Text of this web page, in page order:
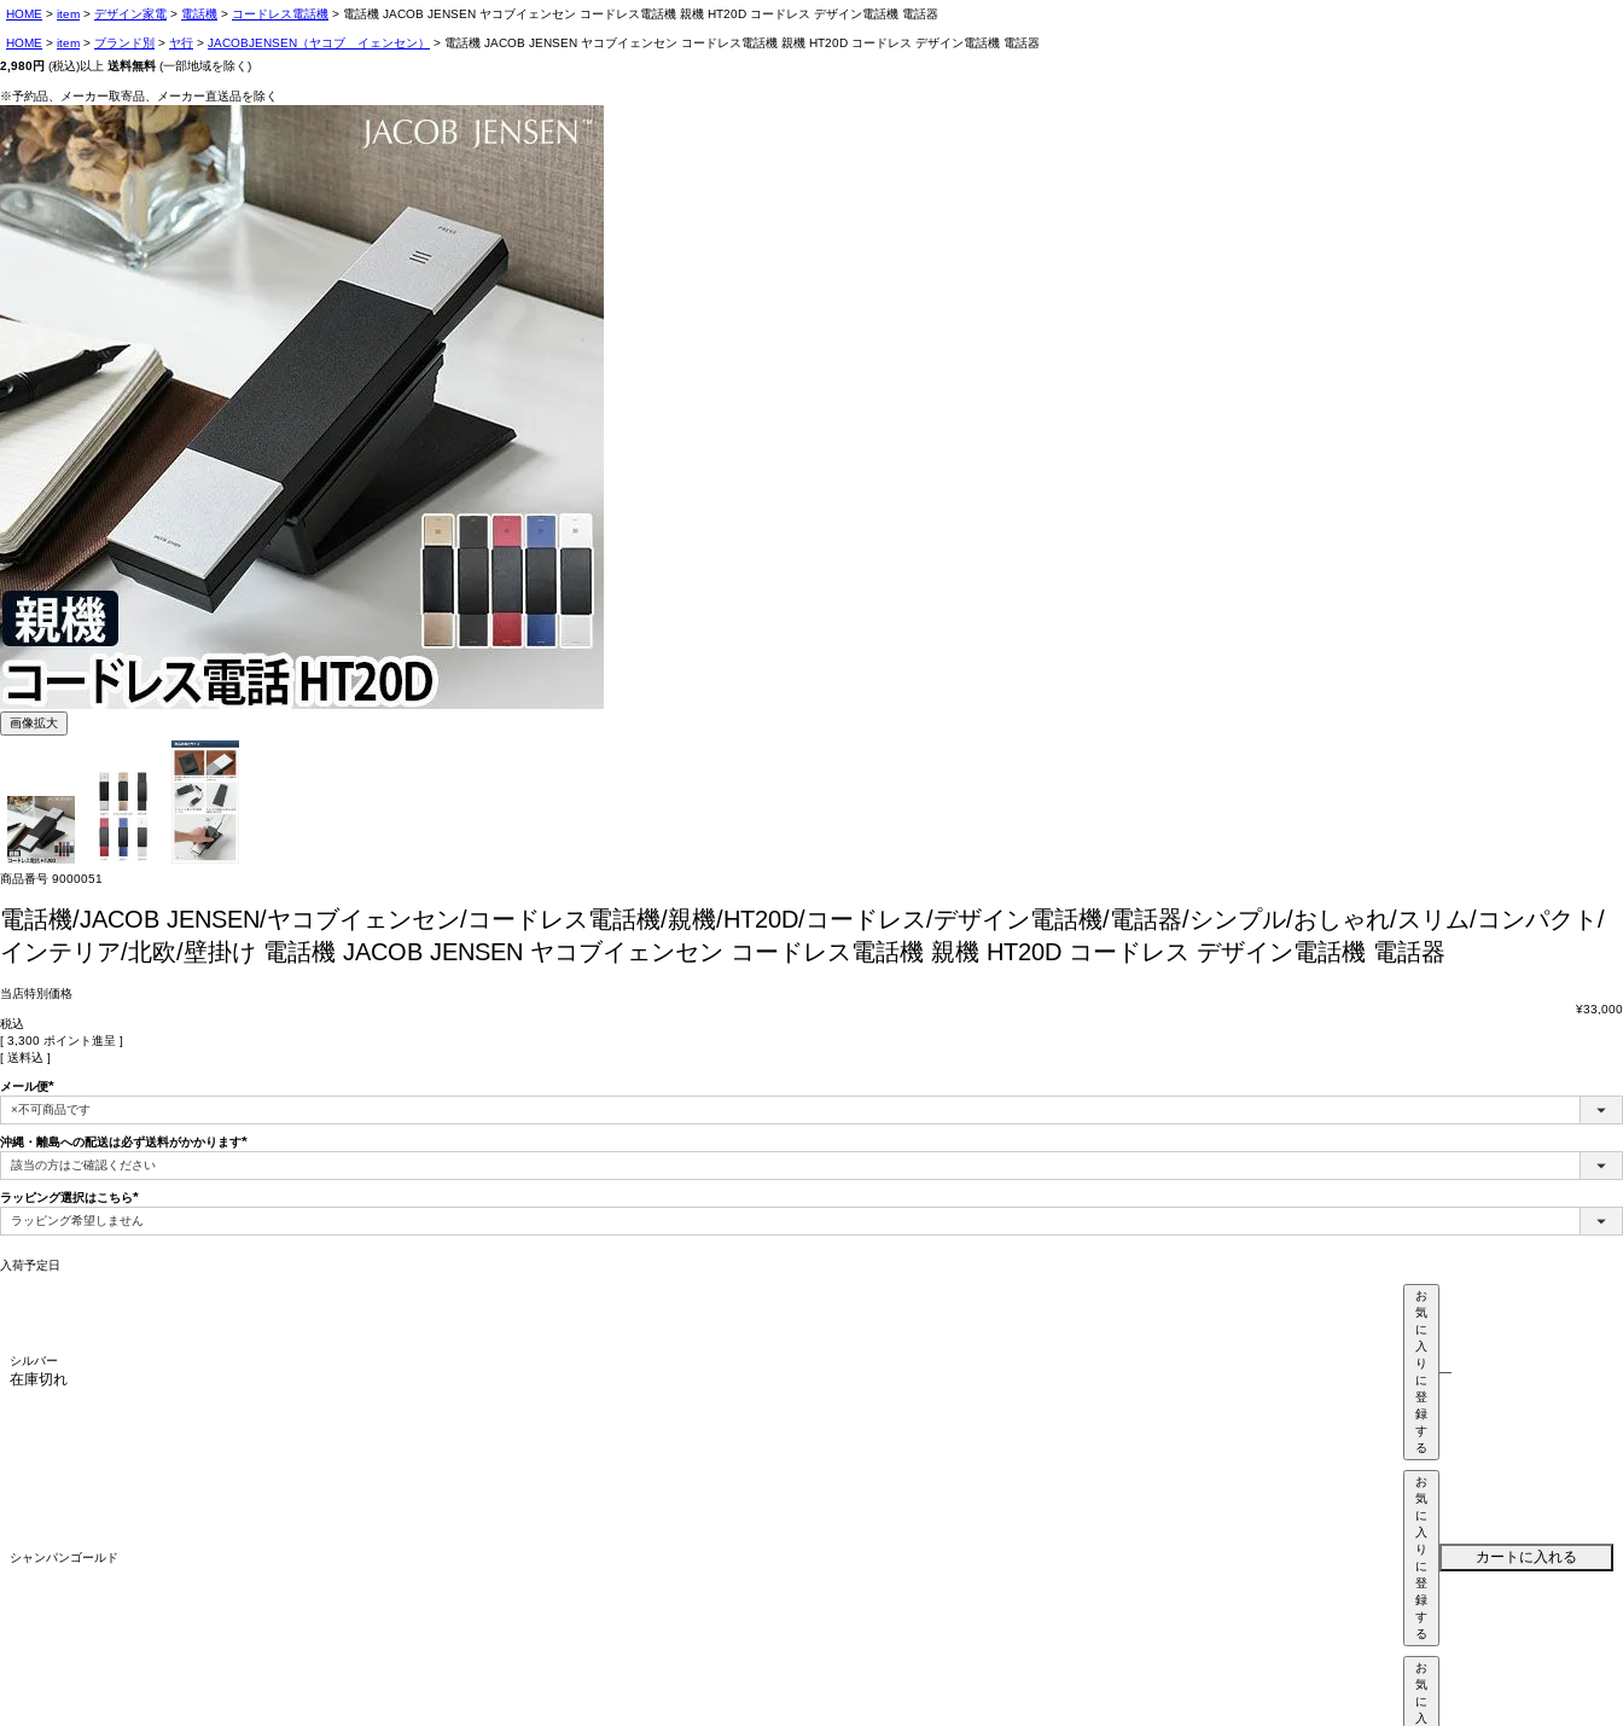
HOME item デザイン家電 電話機 コードレス電話機 電話機 JACOB JENSEN ヤコブイェンセン コードレス電話機 親機 HT20D コードレス デザイン電話機 電話器
HOME item ブランド別 ヤ行 JACOBJENSEN（ヤコブ イェンセン）
電話機 JACOB JENSEN ヤコブイェンセン コードレス電話機 親機 HT20D コードレス デザイン電話機 電話器
2,980円 (税込)以上 送料無料 (一部地域を除く)
※予約品、メーカー取寄品、メーカー直送品を除く
画像拡大
商品番号 9000051
電話機/JACOB JENSEN/ヤコブイェンセン/コードレス電話機/親機/HT20D/コードレス/デザイン電話機/電話器/シンプル/おしゃれ/スリム/コンパクト/
インテリア/北欧/壁掛け 電話機 JACOB JENSEN ヤコブイェンセン コードレス電話機 親機 HT20D コードレス デザイン電話機 電話器
当店特別価格
¥33,000
税込
[ 3,300 ポイント進呈 ]
送料込
メール便
(必
須)
沖縄・離島への配送は必ず送料がかかります
ラッピング選択はこちら
(必
入荷予定日
シルバー
在庫切れ
お
気
に
入
り
に
登
録
す
る
—
シャンパンゴールド
お
気
に
入
り
に
登
録
す
る
カートに入れる
お
気
に
入